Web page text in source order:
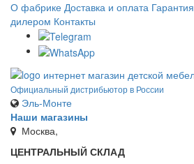
О фабрике Доставка и оплата Гарантия
дилером Контакты
Официальный дистрибьютор в России
Эль-Монте
Наши магазины
Москва,
ЦЕНТРАЛЬНЫЙ СКЛАД